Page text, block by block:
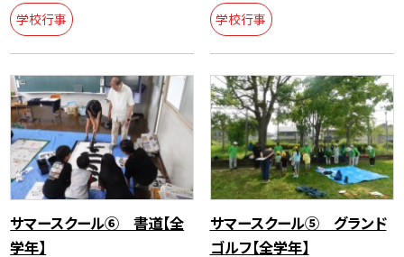
学校行事
学校行事
サマースクール⑥ 書道【全
学年】
サマースクール⑤ グランド
ゴルフ【全学年】